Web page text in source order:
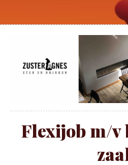
Flexijob m/v